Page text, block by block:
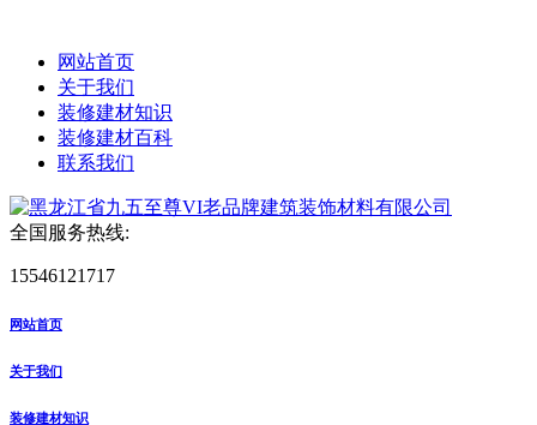
网站首页
关于我们
装修建材知识
装修建材百科
联系我们
全国服务热线:
15546121717
网站首页
关于我们
装修建材知识